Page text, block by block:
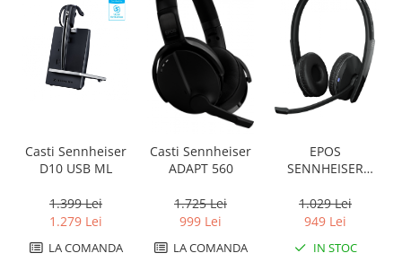
Casti Sennheiser
D10 USB ML
1.399 Lei
1.279 Lei
LA COMANDA
Casti Sennheiser
ADAPT 560
1.725 Lei
999 Lei
LA COMANDA
EPOS
SENNHEISER
with USB C
Dongle
1.029 Lei
949 Lei
IN STOC